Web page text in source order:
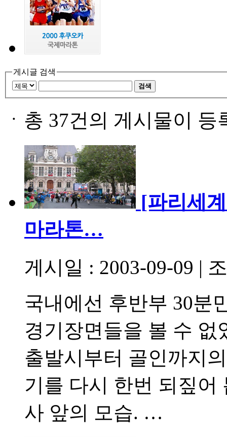
게시글 검색
검색
ㆍ 총 37건의 게시물이 등
[파리세
마라톤…
게시일 : 2003-09-09 |
국내에선 후반부 30분
경기장면들을 볼 수 없
출발시부터 골인까지
기를 다시 한번 되짚어
사 앞의 모습. …